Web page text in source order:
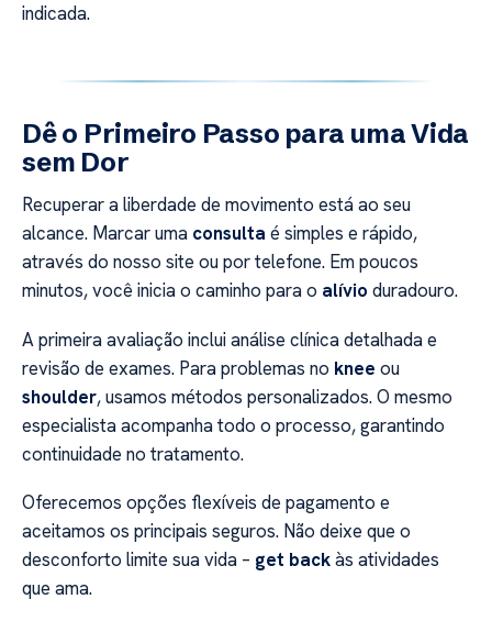
indicada.
Dê o Primeiro Passo para uma Vida
sem Dor
Recuperar a liberdade de movimento está ao seu
alcance. Marcar uma consulta é simples e rápido,
através do nosso site ou por telefone. Em poucos
minutos, você inicia o caminho para o alívio duradouro.
A primeira avaliação inclui análise clínica detalhada e
revisão de exames. Para problemas no knee ou
shoulder, usamos métodos personalizados. O mesmo
especialista acompanha todo o processo, garantindo
continuidade no tratamento.
Oferecemos opções flexíveis de pagamento e
aceitamos os principais seguros. Não deixe que o
desconforto limite sua vida – get backàs atividades
que ama.